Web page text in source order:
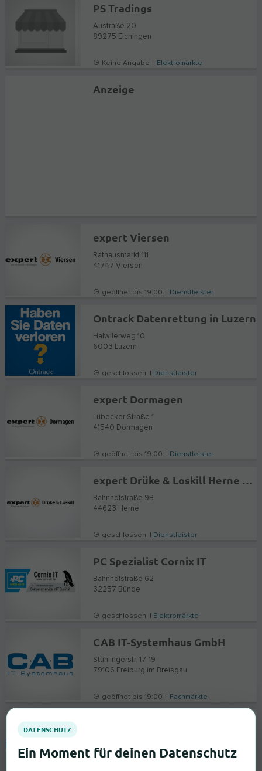
PS Tradings
Austraße 20
89275 Elchingen
Keine Angabe | Elektromärkte
Anzeige
expert Viersen
Rathausmarkt 111
41747 Viersen
geöffnet bis 19:00 | Dienstleister
Ontrack Datenrettung in Luzern
Halwilerweg 10
6003
Luzern
geschlossen | Dienstleister
expert Dormagen
Lübecker Straße 1
41540 Dormagen
geöffnet bis 19:00 | Dienstleister
expert Drüke & Loskill Herne GmbH
Bahnhofstraße 9B
44623 Herne
geschlossen | Dienstleister
PC Spezialist Cornix IT
Bahnhofstraße 62
32257 Bünde
geschlossen | Elektromärkte
CAB IT-Systemhaus GmbH
Stühlingerstr. 17-19
79106 Freiburg im Breisgau
geöffnet bis 19:00 | Fachmärkte
74589 Satteldorf